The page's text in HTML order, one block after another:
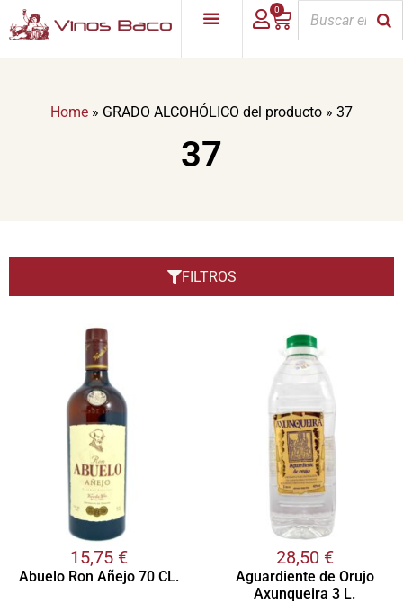
0
Home » GRADO ALCOHÓLICO del producto » 37
37
15,75 €
Abuelo Ron Añejo 70 CL.
28,50 €
Aguardiente de Orujo
Axunqueira 3 L.
FILTROS